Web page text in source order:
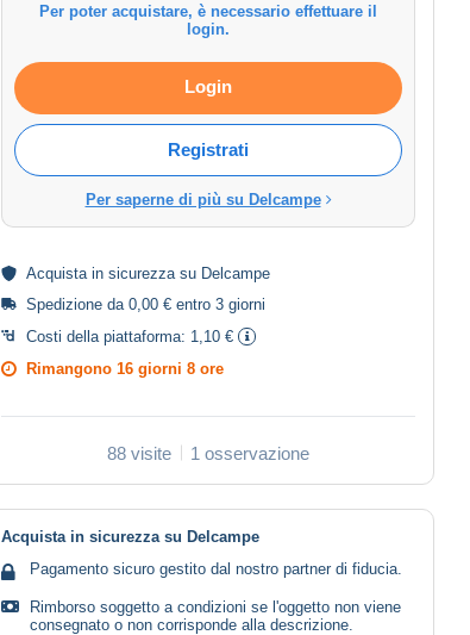
Per poter acquistare, è necessario effettuare il
login.
Login
Registrati
Per saperne di più su Delcampe
Acquista in sicurezza su Delcampe
Spedizione da 0,00 € entro 3 giorni
Costi della piattaforma: 1,10 €
Rimangono 16 giorni 8 ore
88 visite 1 osservazione
Acquista in sicurezza su Delcampe
Pagamento sicuro gestito dal nostro partner di fiducia.
Rimborso soggetto a condizioni se l'oggetto non viene
consegnato o non corrisponde alla descrizione.